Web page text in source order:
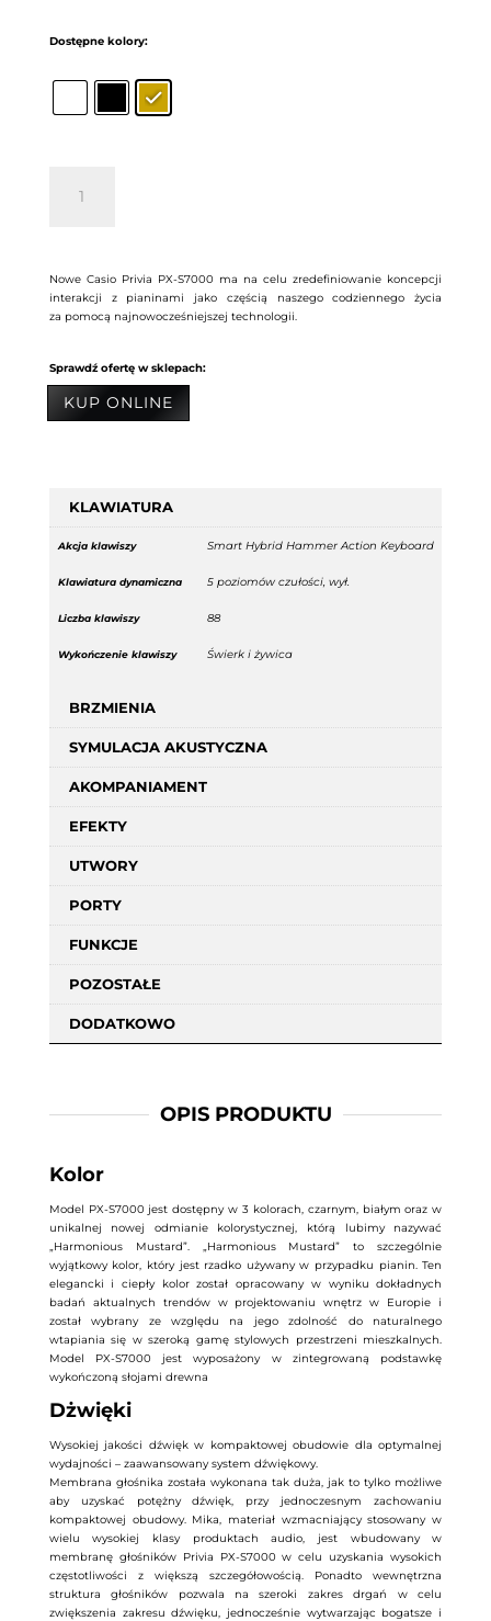
Dostępne kolory:
CASIO
Nowe Casio Privia PX-S7000 ma na celu zredefiniowanie koncepcji
interakcji z pianinami jako częścią naszego codziennego życia
za pomocą najnowocześniejszej technologii.
Sprawdź ofertę w sklepach:
KUP ONLINE
KLAWIATURA
Akcja klawiszy Smart Hybrid Hammer Action Keyboard
Klawiatura dynamiczna 5 poziomów czułości, wył.
Liczba klawiszy 88
Wykończenie klawiszy Świerk i żywica
BRZMIENIA
SYMULACJA AKUSTYCZNA
AKOMPANIAMENT
EFEKTY
UTWORY
PORTY
FUNKCJE
POZOSTAŁE
DODATKOWO
OPIS PRODUKTU
Kolor
Model PX-S7000 jest dostępny w 3 kolorach, czarnym, białym oraz w
unikalnej nowej odmianie kolorystycznej, którą lubimy nazywać
„Harmonious Mustard”. „Harmonious Mustard” to szczególnie
wyjątkowy kolor, który jest rzadko używany w przypadku pianin. Ten
elegancki i ciepły kolor został opracowany w wyniku dokładnych
badań aktualnych trendów w projektowaniu wnętrz w Europie i
został wybrany ze względu na jego zdolność do naturalnego
wtapiania się w szeroką gamę stylowych przestrzeni mieszkalnych.
Model PX-S7000 jest wyposażony w zintegrowaną podstawkę
wykończoną słojami drewna
Dżwięki
Wysokiej jakości dźwięk w kompaktowej obudowie dla optymalnej
wydajności – zaawansowany system dźwiękowy.
Membrana głośnika została wykonana tak duża, jak to tylko możliwe
aby uzyskać potężny dźwięk, przy jednoczesnym zachowaniu
kompaktowej obudowy. Mika, materiał wzmacniający stosowany w
wielu wysokiej klasy produktach audio, jest wbudowany w
membranę głośników Privia PX-S7000 w celu uzyskania wysokich
częstotliwości z większą szczegółowością. Ponadto wewnętrzna
struktura głośników pozwala na szeroki zakres drgań w celu
zwiększenia zakresu dźwięku, jednocześnie wytwarzając bogatsze i